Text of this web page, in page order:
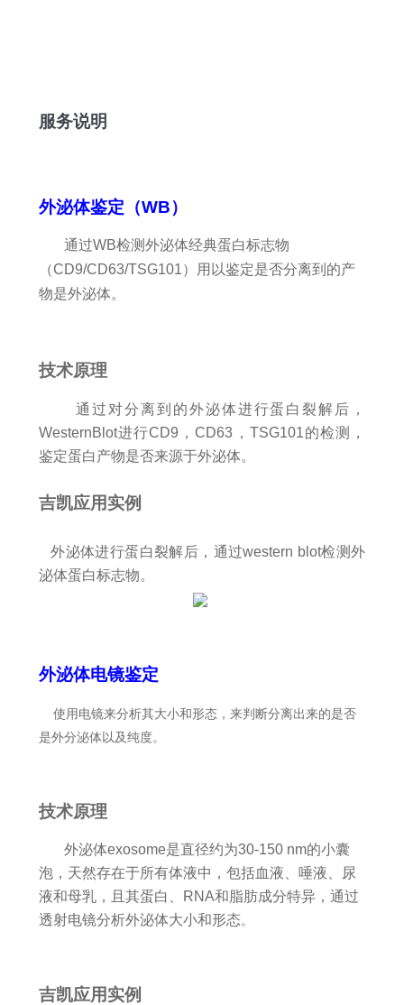
服务说明
外泌体鉴定（WB）
通过WB检测外泌体经典蛋白标志物
（CD9/CD63/TSG101）用以鉴定是否分离到的产
物是外泌体。
技术原理
通过对分离到的外泌体进行蛋白裂解后，
WesternBlot进行CD9，CD63，TSG101的检测，
鉴定蛋白产物是否来源于外泌体。
吉凯应用实例
外泌体进行蛋白裂解后，通过western blot检测外
泌体蛋白标志物。
外泌体电镜鉴定
使用电镜来分析其大小和形态，来判断分离出来的是否
是外分泌体以及纯度。
技术原理
外泌体exosome是直径约为30-150 nm的小囊
泡，天然存在于所有体液中，包括血液、唾液、尿
液和母乳，且其蛋白、RNA和脂肪成分特异，通过
透射电镜分析外泌体大小和形态。
吉凯应用实例